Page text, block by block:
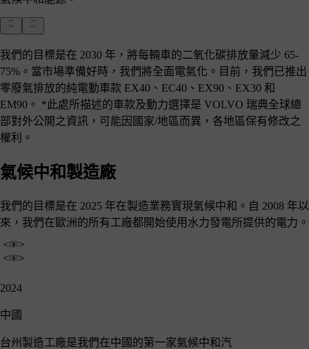
我們的⽬標是在 2030 年，將每輛⾞的⼆氧化碳排放量減少 65-
75%。當市場準備好時，我們將全面電氣化。⽬前，我們已推出
零廢氣排放的純電動車款 EX40、EC40、EX90、EX30 和
EM90。 *此處所描述的車款及動力選擇是 VOLVO 瑞典全球總
部對外公開之資訊，可能因國家/地區而異，各地區保有修改之
權利。
氣候中和製造廠
我們的目標是在 2025 年在製造業務實現氣候中和。自 2008 年以
來，我們在歐洲的所有工廠都開始使用水力發電所提供的電力。
2024
中國
台州製造工廠是我們在中國的第一家氣候中和汽